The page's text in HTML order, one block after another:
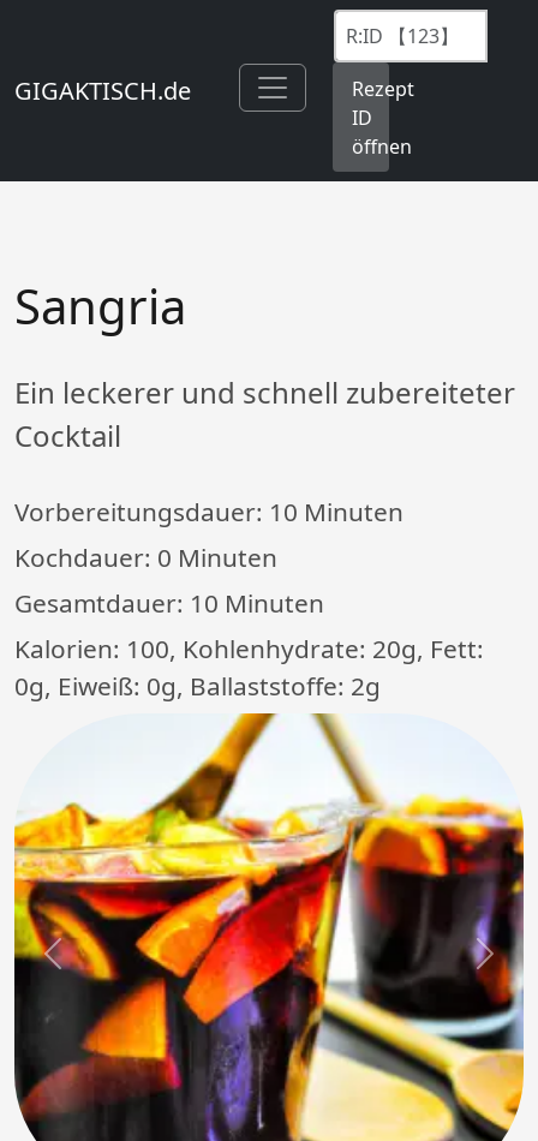
GIGAKTISCH.de
Rezept
ID
öffnen
Sangria
Ein leckerer und schnell zubereiteter
Cocktail
Vorbereitungsdauer: 10 Minuten
Kochdauer: 0 Minuten
Gesamtdauer: 10 Minuten
Kalorien: 100, Kohlenhydrate: 20g, Fett:
0g, Eiweiß: 0g, Ballaststoffe: 2g
Previous Next